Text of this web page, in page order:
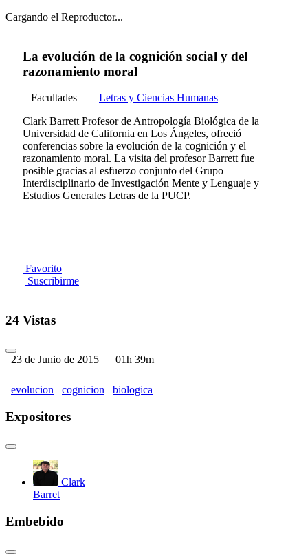
Cargando el Reproductor...
La evolución de la cognición social y del
razonamiento moral
Facultades
Letras y Ciencias Humanas
Clark Barrett Profesor de Antropología Biológica de la
Universidad de California en Los Ángeles, ofreció
conferencias sobre la evolución de la cognición y el
razonamiento moral. La visita del profesor Barrett fue
posible gracias al esfuerzo conjunto del Grupo
Interdisciplinario de Investigación Mente y Lenguaje y
Estudios Generales Letras de la PUCP.
Favorito
Suscribirme
24 Vistas
23 de Junio de 2015 01h 39m
evolucion cognicion biologica
Expositores
Clark
Barret
Embebido